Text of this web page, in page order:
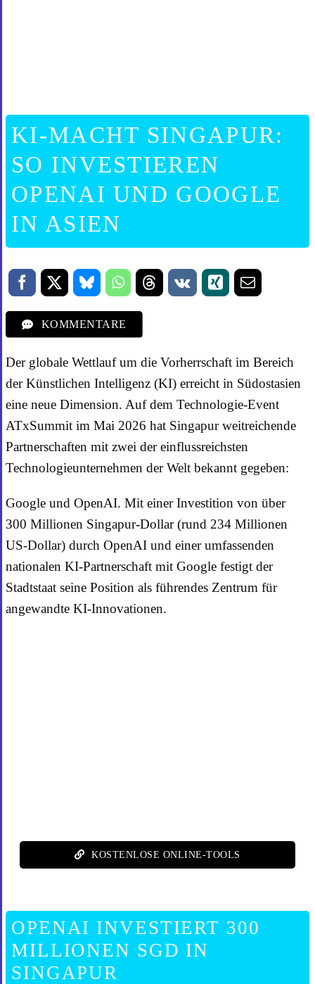
KI-MACHT SINGAPUR:
SO INVESTIEREN
OPENAI UND GOOGLE
IN ASIEN
KOMMENTARE
Der globale Wettlauf um die Vorherrschaft im Bereich
der Künstlichen Intelligenz (KI) erreicht in Südostasien
eine neue Dimension. Auf dem Technologie-Event
ATxSummit im Mai 2026 hat Singapur weitreichende
Partnerschaften mit zwei der einflussreichsten
Technologieunternehmen der Welt bekannt gegeben:
Google und OpenAI. Mit einer Investition von über
300 Millionen Singapur-Dollar (rund 234 Millionen
US-Dollar) durch OpenAI und einer umfassenden
nationalen KI-Partnerschaft mit Google festigt der
Stadtstaat seine Position als führendes Zentrum für
angewandte KI-Innovationen.
KOSTENLOSE ONLINE-TOOLS
OPENAI INVESTIERT 300
MILLIONEN SGD IN
SINGAPUR